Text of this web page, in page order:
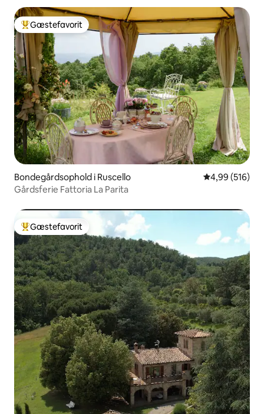
Bedste gæstefavorit
Gæstefavorit
Bondegårdsophold i Ruscello 4,99 ud af 5 i
4,99 (516)
Gårdsferie Fattoria La Parita
Bedste gæstefavorit
Gæstefavorit